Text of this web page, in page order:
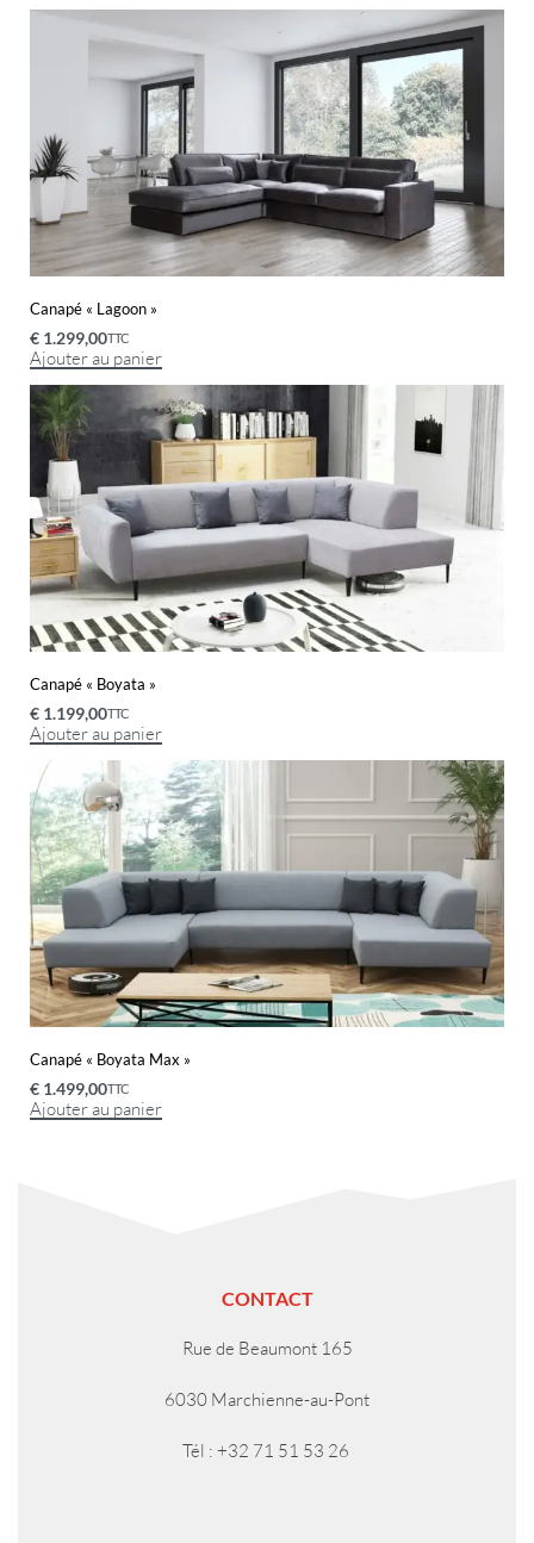
Canapé « Lagoon »
€ 1.299,00TTC
Ajouter au panier
Canapé « Boyata »
€ 1.199,00TTC
Ajouter au panier
Canapé « Boyata Max »
€ 1.499,00TTC
Ajouter au panier
CONTACT
Rue de Beaumont 165
6030 Marchienne-au-Pont
Tél : +32 71 51 53 26